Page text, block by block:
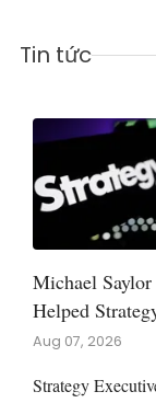
Tin tức
Michael
Helped
Aug 07, 2026
Strategy